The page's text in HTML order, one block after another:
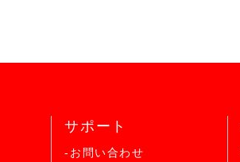
サポート
-お問い合わせ